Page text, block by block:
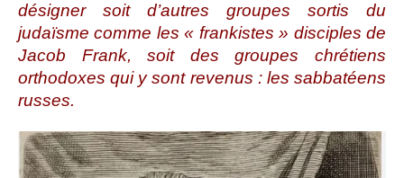
désigner soit d’autres groupes sortis du
judaïsme comme les « frankistes » disciples de
Jacob Frank, soit des groupes chrétiens
orthodoxes qui y sont revenus : les sabbatéens
russes.